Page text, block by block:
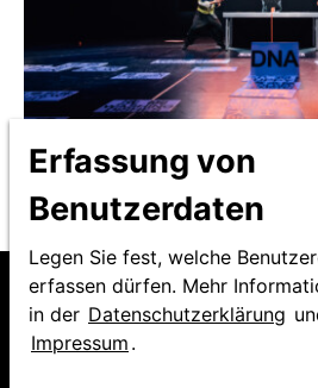
Erfassung von
Benutzerdaten
Legen Sie fest, welche
erfassen dürfen. Mehr
in der Datenschutzerklärung
Impressum .
FAMILY TRIANGLE © Huang